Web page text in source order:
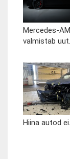
Mercedes-
valmistab
Hiina autod